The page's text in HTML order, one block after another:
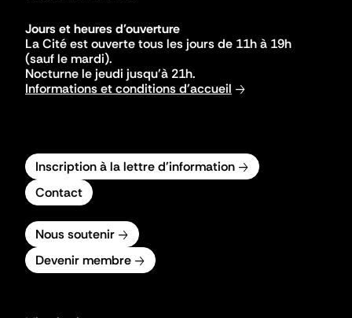
Jours et heures d'ouverture
La Cité est ouverte tous les jours de 11h à 19h
(sauf le mardi).
Nocturne le jeudi jusqu'à 21h.
Informations et conditions d'accueil
Inscription à la lettre d'information
Contact
Nous soutenir
Devenir membre